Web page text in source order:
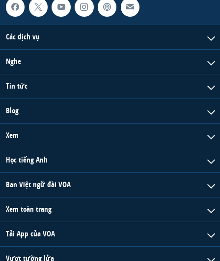
Các dịch vụ
Nghe
Tin tức
Blog
Xem
Học tiếng Anh
Ban Việt ngữ đài VOA
Xem toàn trang
Tải App của VOA
Vượt tường lửa